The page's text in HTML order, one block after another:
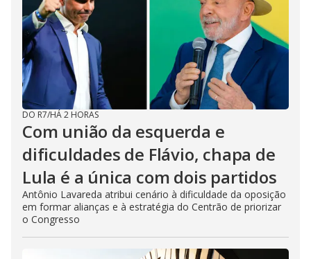
DO R7/HÁ 2 HORAS
Com união da esquerda e
dificuldades de Flávio, chapa de
Lula é a única com dois partidos
Antônio Lavareda atribui cenário à dificuldade da oposição
em formar alianças e à estratégia do Centrão de priorizar
o Congresso